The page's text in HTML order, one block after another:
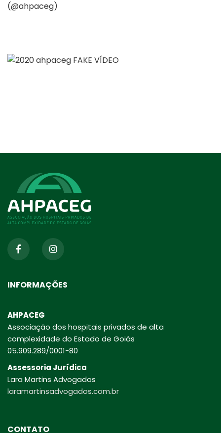
(@ahpaceg)
INFORMAÇÕES
AHPACEG
Associação dos hospitais privados de alta
complexidade do Estado de Goiás
05.909.289/0001-80
Assessoria Jurídica
Lara Martins Advogados
laramartinsadvogados.com.br
CONTATO